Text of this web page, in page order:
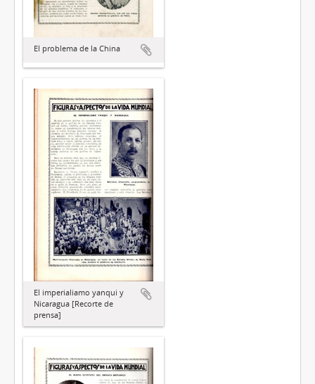
El problema de la China
El imperialiamo yanqui y
Nicaragua [Recorte de
prensa]